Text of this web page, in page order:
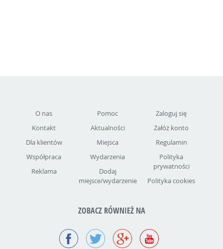
O nas
Kontakt
Dla klientów
Współpraca
Reklama
Pomoc
Aktualności
Miejsca
Wydarzenia
Dodaj
miejsce/wydarzenie
Zaloguj się
Załóż konto
Regulamin
Polityka
prywatności
Polityka cookies
ZOBACZ RÓWNIEŻ NA